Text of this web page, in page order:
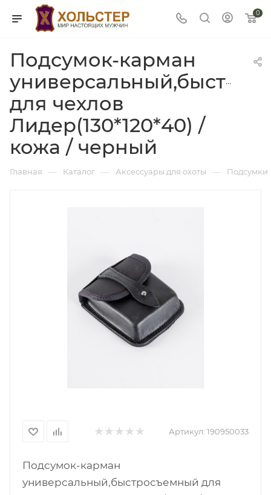
0
Подсумок-карман
для чехлов
Лидер(130*120*40) /
кожа / черный
Главная — Каталог — Аксессуары для охоты — Подсумки
Артикул: 190950033
Подсумок-карман
универсальный,быстросъемный для